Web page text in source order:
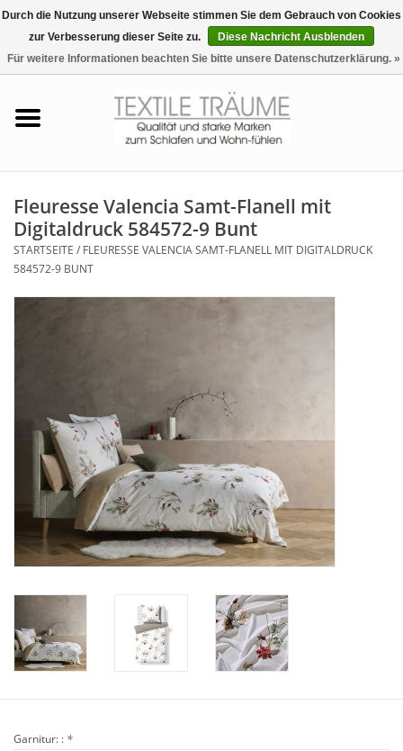
0 Artikel - €0,00
Tag & Nachtwäsche
Plaids, Decken, Kissen
Mode & Accessoires
Edles aus Cashmere
Tisch & Küche
Kinder
Fleuresse Valencia Samt-Flanell mit
Digitaldruck 584572-9 Bunt
STARTSEITE / FLEURESSE VALENCIA SAMT-FLANELL MIT DIGITALDRUCK
584572-9 BUNT
Garnitur: : *
Durch die Nutzung unserer Webseite stimmen Sie dem Gebrauch von Cookies
zur Verbesserung dieser Seite zu.
Diese Nachricht Ausblenden
Für weitere Informationen beachten Sie bitte unsere Datenschutzerklärung. »